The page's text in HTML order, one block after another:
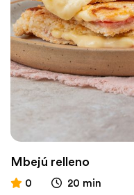
Mbejú relleno
0 20 min